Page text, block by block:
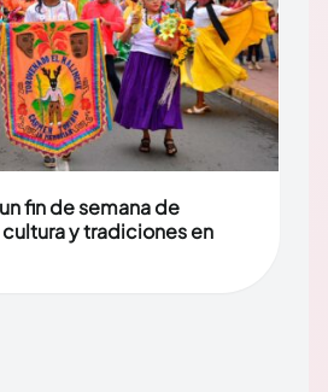
fin de semana de
y tradiciones en